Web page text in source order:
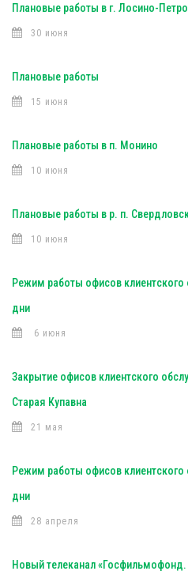
Плановые работы в г. Лосино-
30 июня
Плановые работы
15 июня
Плановые работы в п. Монино
10 июня
Плановые работы в р. п.
10 июня
Режим работы офисов
дни
6 июня
Закрытие офисов клиентского
Старая Купавна
21 мая
Режим работы офисов
дни
28 апреля
Новый телеканал